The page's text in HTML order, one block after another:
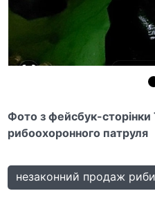
Фото з фейсбук-сторінки
рибоохоронного патруля
незаконний продаж риби